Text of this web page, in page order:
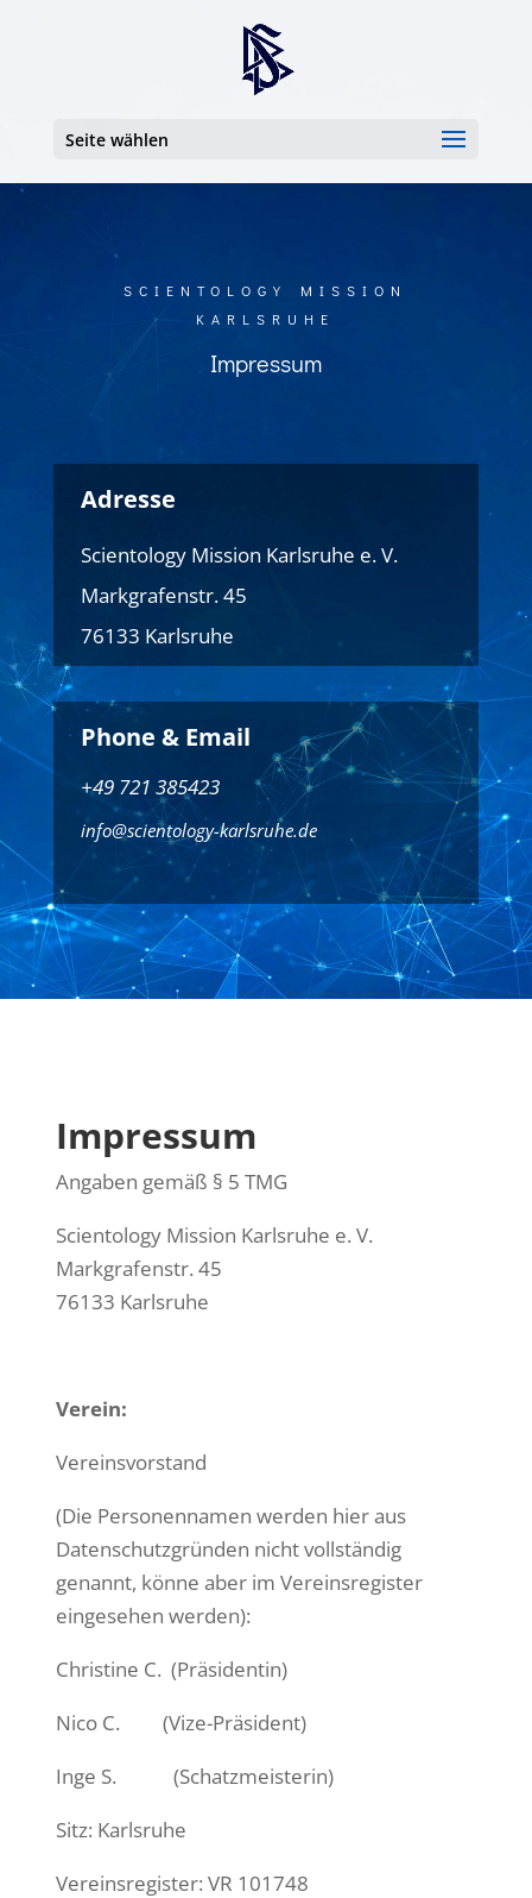
Seite wählen
SCIENTOLOGY MISSION
KARLSRUHE
Impressum
Adresse
Scientology Mission Karlsruhe e. V.
Markgrafenstr. 45
76133 Karlsruhe
Phone & Email
+49 721 385423
info@scientology-karlsruhe.de
Impressum
Angaben gemäß § 5 TMG
Scientology Mission Karlsruhe e. V.
Markgrafenstr. 45
76133 Karlsruhe
Verein:
Vereinsvorstand
(Die Personennamen werden hier aus
Datenschutzgründen nicht vollständig
genannt, könne aber im Vereinsregister
eingesehen werden):
Christine C. (Präsidentin)
Nico C. (Vize-Präsident)
Inge S. (Schatzmeisterin)
Sitz: Karlsruhe
Vereinsregister: VR 101748